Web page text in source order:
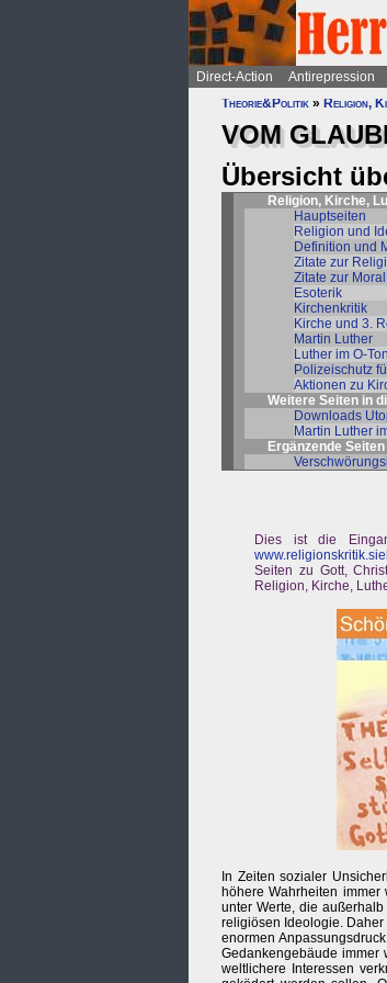
Direct-Action Antirepression
Theorie&Politik » Religion,
VOM
Übersicht
Religion, Kirche,
Hauptseiten
Religion und
Definition und
Zitate zur
Zitate zur Moral
Esoterik
Kirchenkritik
Kirche und 3.
Martin Luther
Luther im O-Ton
Polizeischutz
Aktionen zu
Weitere Seiten in
Downloads
Martin Luther
Ergänzende
Dies ist die
Seiten zu Gott,
Religion, Kirche,
In Zeiten sozialer
höhere Wahrheiten
unter Werte, die
religiösen Ideologie.
enormen
Gedankengebäude immer
weltlichere Interessen